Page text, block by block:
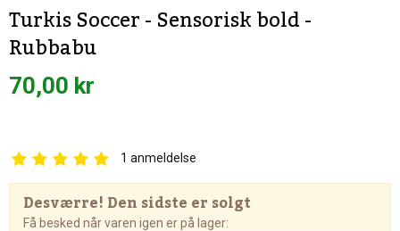
Turkis Soccer - Sensorisk bold -
Rubbabu
70,00 kr
1 anmeldelse
Desværre! Den sidste er solgt
Få besked når varen igen er på lager: